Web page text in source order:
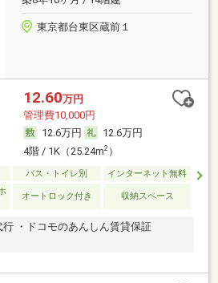
東京都台東区蔵前１
12.60万円
管理費10,000円
12.6万円
12.6万円
4階 / 1K（25.24m2）
バス・トイレ別
インターネット無料
オートロック付き 収納スペース
・ドコモのあんしん賃貸保証